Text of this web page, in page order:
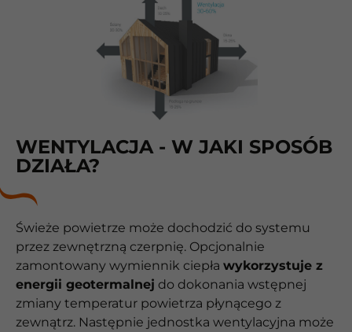
WENTYLACJA - W JAKI SPOSÓB
DZIAŁA?
Świeże powietrze może dochodzić do systemu
przez zewnętrzną czerpnię. Opcjonalnie
zamontowany wymiennik ciepła wykorzystuje z
energii geotermalnej do dokonania wstępnej
zmiany temperatur powietrza płynącego z
zewnątrz. Następnie jednostka wentylacyjna może